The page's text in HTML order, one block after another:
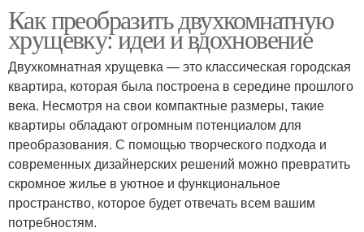
Как преобразить двухкомнатную
хрущевку: идеи и вдохновение
Двухкомнатная хрущевка — это классическая городская
квартира, которая была построена в середине прошлого
века. Несмотря на свои компактные размеры, такие
квартиры обладают огромным потенциалом для
преобразования. С помощью творческого подхода и
современных дизайнерских решений можно превратить
скромное жилье в уютное и функциональное
пространство, которое будет отвечать всем вашим
потребностям.